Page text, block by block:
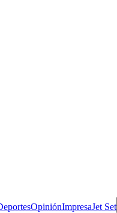
OpiniónImpresaJet Set